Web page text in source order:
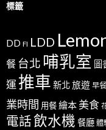
標籤
DD FI LDD
餐 台北 哺乳室 圖
運推車 新北旅遊 早餐
業時間 用餐繪本 美食
電話飲水機 餐廳 體